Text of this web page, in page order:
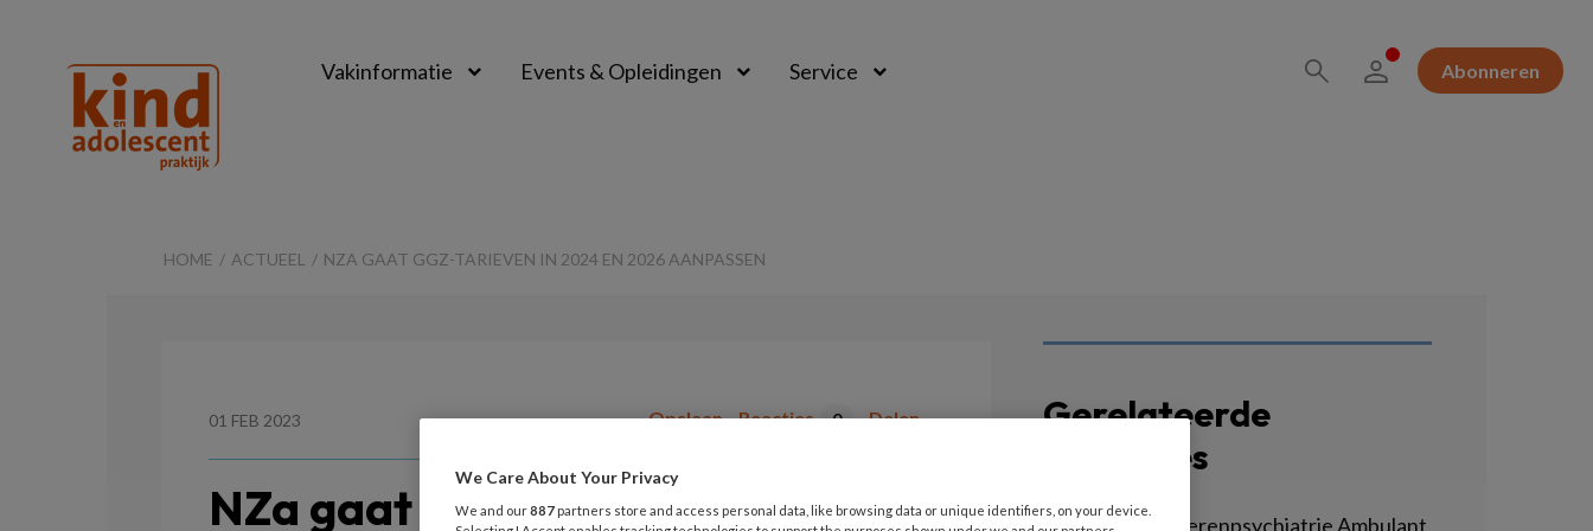
&
Vakinformatie Events & Opleidingen Service Abonneren
HOME ACTUEEL NZA GAAT GGZ-TARIEVEN IN 2024 EN 2026 AANPASSEN
01 FEB 2023 Opslaan Reacties 0 Delen
NZa gaat ggz-tarieven in 2024
Gerelateerde
vacatures
Psychiater Ouderenpsychiatrie Ambulant
We Care About Your Privacy
We and our887 partners store and access personal data, like browsing data or unique identifiers, on your device.